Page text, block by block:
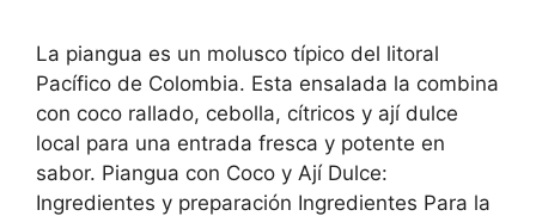
La piangua es un molusco típico del litoral
Pacífico de Colombia. Esta ensalada la combina
con coco rallado, cebolla, cítricos y ají dulce
local para una entrada fresca y potente en
sabor. Piangua con Coco y Ají Dulce:
Ingredientes y preparación Ingredientes Para la